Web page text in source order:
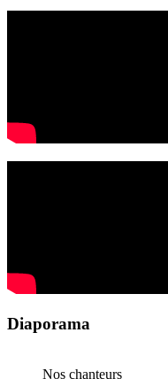
Diaporama
Nos chanteurs